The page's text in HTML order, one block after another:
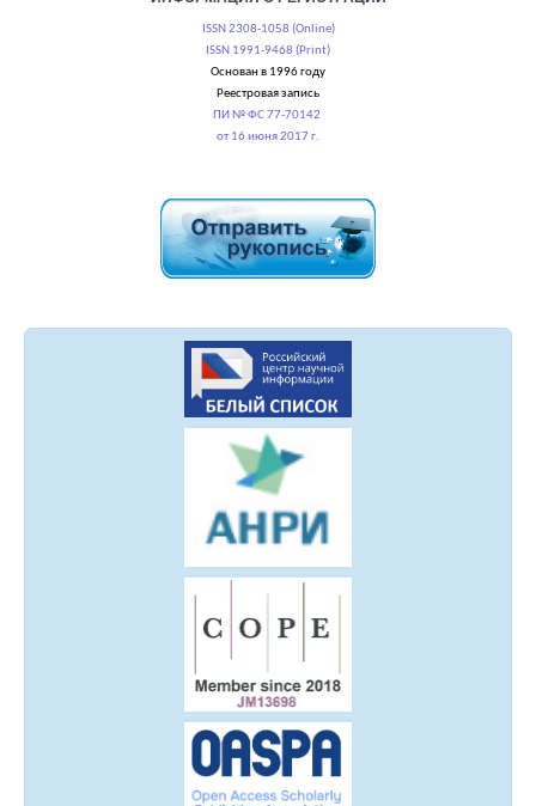
ISSN 2308-1058 (Online)
ISSN 1991-9468 (Print)
Основан в 1996 году
Реестровая запись
ПИ № ФС 77-70142
от 16 июня 2017 г.